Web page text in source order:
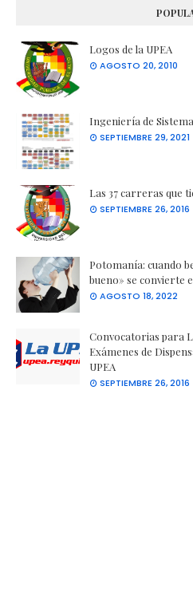
Logos de la UPEA
AGOSTO 20, 2010
Ingeniería de
SEPTIEMBRE 29, 2021
Las 37 carreras que
SEPTIEMBRE 26, 2016
Potomanía: cuando
bueno» se convierte
AGOSTO 18, 2022
Convocatorias para
Exámenes de
UPEA
SEPTIEMBRE 26, 2016